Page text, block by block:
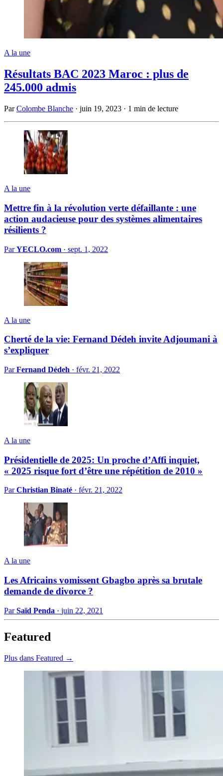
A la une
Résultats BAC 2023 Maroc : plus de
245.000 admis
ParColombe Blanche · juin 19, 2023 · 1 min de lecture
A la une
Mettre fin à la révolution verte défaillante : une
action audacieuse pour des systèmes alimentaires
résilients ?
ParYECLO.com · sept. 1, 2022
A la une
Cherté de la vie: Fernand Dédeh invite Adjoumani à
s’expliquer
ParFernand Dédeh · févr. 21, 2022
A la une
Présidentielle de 2025: Un proche d’Affi inquiet,
« 2025 risque fort d’être une répétition de 2010 »
ParChristian Binaté · févr. 21, 2022
A la une
Les Africains vomissent Gbagbo après sa brutale
demande de divorce ?
ParSaïd Penda · juin 22, 2021
Featured
Plus dans Featured →